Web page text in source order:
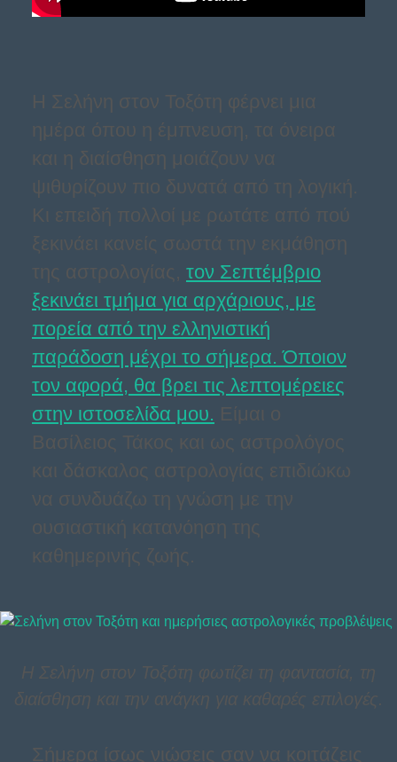
Η Σελήνη στον Τοξότη φέρνει μια
ημέρα όπου η έμπνευση, τα όνειρα
και η διαίσθηση μοιάζουν να
ψιθυρίζουν πιο δυνατά από τη λογική.
Κι επειδή πολλοί με ρωτάτε από πού
ξεκινάει κανείς σωστά την εκμάθηση
της αστρολογίας, τον Σεπτέμβριο
ξεκινάει τμήμα για αρχάριους, με
πορεία από την ελληνιστική
παράδοση μέχρι το σήμερα. Όποιον
τον αφορά, θα βρει τις λεπτομέρειες
στην ιστοσελίδα μου. Είμαι ο
Βασίλειος Τάκος και ως αστρολόγος
και δάσκαλος αστρολογίας επιδιώκω
να συνδυάζω τη γνώση με την
ουσιαστική κατανόηση της
καθημερινής ζωής.
Η Σελήνη στον Τοξότη φωτίζει τη φαντασία, τη
διαίσθηση και την ανάγκη για καθαρές επιλογές.
Σήμερα ίσως νιώσεις σαν να κοιτάζεις